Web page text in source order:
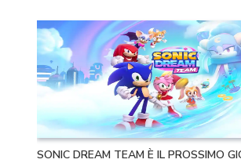
SONIC DREAM TEAM È IL PROSSIMO